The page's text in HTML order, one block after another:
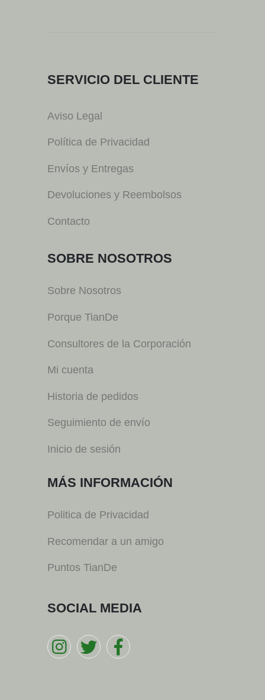
SERVICIO DEL CLIENTE
Aviso Legal
Política de Privacidad
Envíos y Entregas
Devoluciones y Reembolsos
Contacto
SOBRE NOSOTROS
Sobre Nosotros
Porque TianDe
Consultores de la Corporación
Mi cuenta
Historia de pedidos
Seguimiento de envío
Inicio de sesión
MÁS INFORMACIÓN
Politica de Privacidad
Recomendar a un amigo
Puntos TianDe
SOCIAL MEDIA